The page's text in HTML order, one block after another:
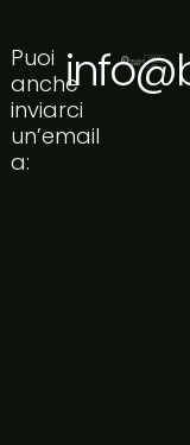
Puoi
anche
inviarci
un’email
a: